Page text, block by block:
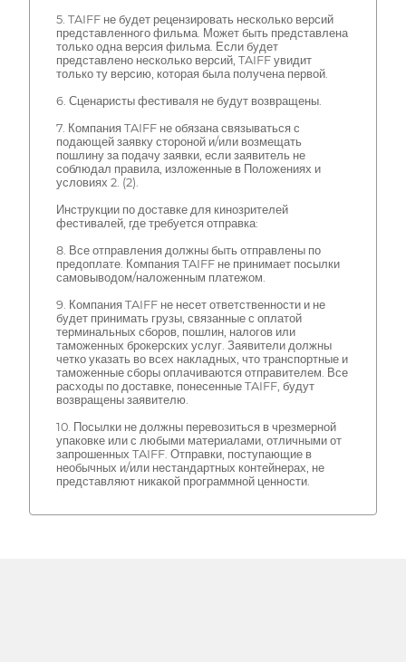
5. TAIFF не будет рецензировать несколько версий
представленного фильма. Может быть представлена
только одна версия фильма. Если будет
представлено несколько версий, TAIFF увидит
только ту версию, которая была получена первой.
6. Сценаристы фестиваля не будут возвращены.
7. Компания TAIFF не обязана связываться с
подающей заявку стороной и/или возмещать
пошлину за подачу заявки, если заявитель не
соблюдал правила, изложенные в Положениях и
условиях 2. (2).
Инструкции по доставке для кинозрителей
фестивалей, где требуется отправка:
8. Все отправления должны быть отправлены по
предоплате. Компания TAIFF не принимает посылки
самовыводом/наложенным платежом.
9. Компания TAIFF не несет ответственности и не
будет принимать грузы, связанные с оплатой
терминальных сборов, пошлин, налогов или
таможенных брокерских услуг. Заявители должны
четко указать во всех накладных, что транспортные и
таможенные сборы оплачиваются отправителем. Все
расходы по доставке, понесенные TAIFF, будут
возвращены заявителю.
10. Посылки не должны перевозиться в чрезмерной
упаковке или с любыми материалами, отличными от
запрошенных TAIFF. Отправки, поступающие в
необычных и/или нестандартных контейнерах, не
представляют никакой программной ценности.